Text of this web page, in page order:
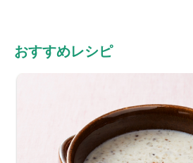
おすすめレシピ